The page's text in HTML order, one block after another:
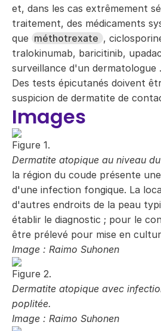
et, dans les cas extrêmement
traitement, des médicaments
que méthotrexate ,
tralokinumab, baricitinib,
surveillance d'un dermatologue .
Des tests épicutanés doivent
suspicion de dermatite de
Images
Figure 1.
Dermatite atopique au niveau
la région du coude présente
d'une infection fongique. La
d'autres endroits de la peau
établir le diagnostic ; pour le
être prélevé pour mise en
Image : Raimo Suhonen
Figure 2.
Dermatite atopique avec
poplitée.
Image : Raimo Suhonen